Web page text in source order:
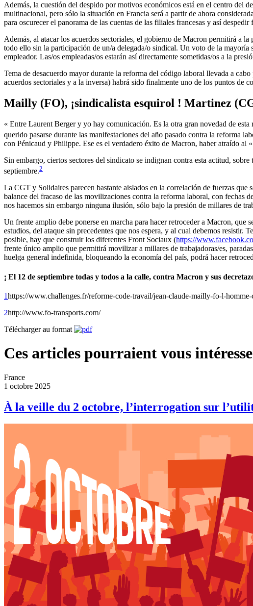
Además, la cuestión del despido por motivos económicos está en el centro del
multinacional, pero sólo la situación en Francia será a partir de ahora
para oscurecer el panorama de las cuentas de las filiales francesas y así despedir
Además, al atacar los acuerdos sectoriales, el gobierno de Macron permitirá a
todo ello sin la participación de un/a delegada/o sindical. Un voto de la
empleador. Las/os empleadas/os estarán así directamente sometidas/os a la
Tema de desacuerdo mayor durante la reforma del código laboral llevada a
acuerdos sectoriales y a la inversa) habrá sido finalmente uno de los puntos de
Mailly (FO), ¡sindicalista esquirol ! Martinez
« Entre Laurent Berger y yo hay comunicación. Es la otra gran novedad de
querido pasarse durante las manifestaciones del año pasado contra la reforma
con Pénicaud y Philippe. Ese es el verdadero éxito de Macron, haber atraído al
Sin embargo, ciertos sectores del sindicato se indignan contra esta actitud,
septiembre.2
La CGT y Solidaires parecen bastante aislados en la correlación de fuerzas
balance del fracaso de las movilizaciones contra la reforma laboral, con fechas
nos hacemos sin embargo ninguna ilusión, sólo bajo la presión de millares de
Un frente amplio debe ponerse en marcha para hacer retroceder a Macron,
estudios, del ataque sin precedentes que nos espera, y al cual debemos
posible, hay que construir los diferentes Front Sociaux (https://
frente único amplio que permitirá movilizar a millares de trabajadoras/es,
huelga general indefinida, bloqueando la economía del país, podrá hacer
¡ El 12 de septiembre todas y todos a la calle, contra Macron y sus
1https://www.challenges.fr/reforme-code-travail/jean-claude-mailly-fo-l-
2http://www.fo-transports.com/
Télécharger au format
Ces articles pourraient vous
France
1 octobre 2025
À la veille du 2 octobre, l’interrogation sur